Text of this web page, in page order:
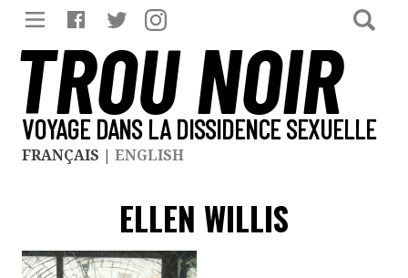
TROU NOIR
VOYAGE DANS LA DISSIDENCE SEXUELLE
FRANÇAIS | ENGLISH
ELLEN WILLIS